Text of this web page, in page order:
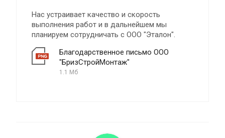
Нас устраивает качество и скорость
выполнения работ и в дальнейшем мы
планируем сотрудничать с ООО "Эталон".
Благодарственное письмо ООО
"БризСтройМонтаж"
1.1 Мб